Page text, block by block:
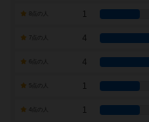
1
7点の人 4
4
1
1